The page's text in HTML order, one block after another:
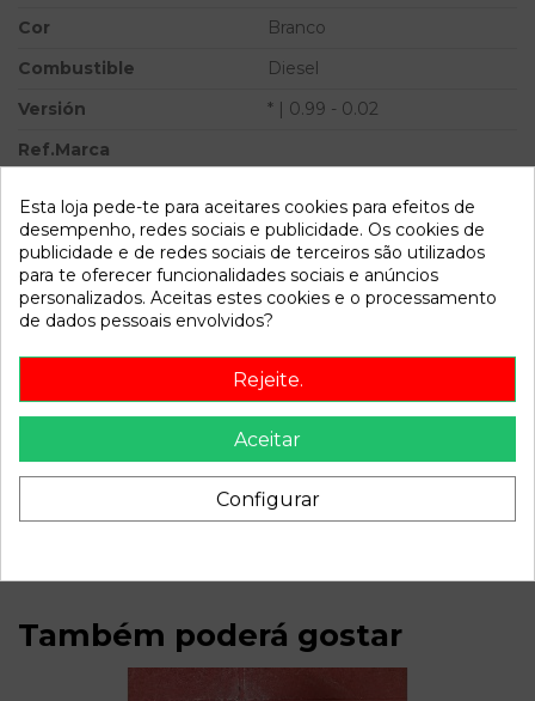
Cor
Branco
Combustible
Diesel
Versión
* | 0.99 - 0.02
Ref.Marca
Modelo
PUNTO BERLINA (188) * |
0.99 - 0.02
Referência
809229
Disponível a partir de:
Descrição
Recambio de alternador para fiat punto berlina (188) | 0.99 -
0.02 | 0.99 - 0.02 referencia OEM IAM 93169024
Também poderá gostar
Esta loja pede-te para aceitares cookies para efeitos de
desempenho, redes sociais e publicidade. Os cookies de
publicidade e de redes sociais de terceiros são utilizados
para te oferecer funcionalidades sociais e anúncios
personalizados. Aceitas estes cookies e o processamento
de dados pessoais envolvidos?
Rejeite.
Aceitar
Configurar